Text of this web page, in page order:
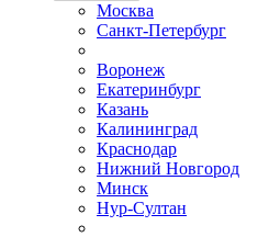
Москва
Санкт-Петербург
Воронеж
Екатеринбург
Казань
Калининград
Краснодар
Нижний Новгород
Минск
Нур-Султан